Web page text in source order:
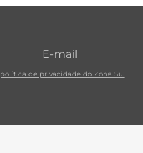
política de privacidade do Zona Sul